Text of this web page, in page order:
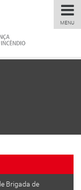
MENU
Brigada de